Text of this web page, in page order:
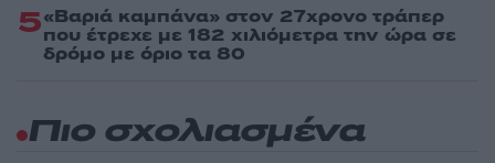
5«Βαριά καμπάνα» στον 27χρονο τράπερ
που έτρεχε με 182 χιλιόμετρα την ώρα σε
δρόμο με όριο τα 80
Πιο σχολιασμένα